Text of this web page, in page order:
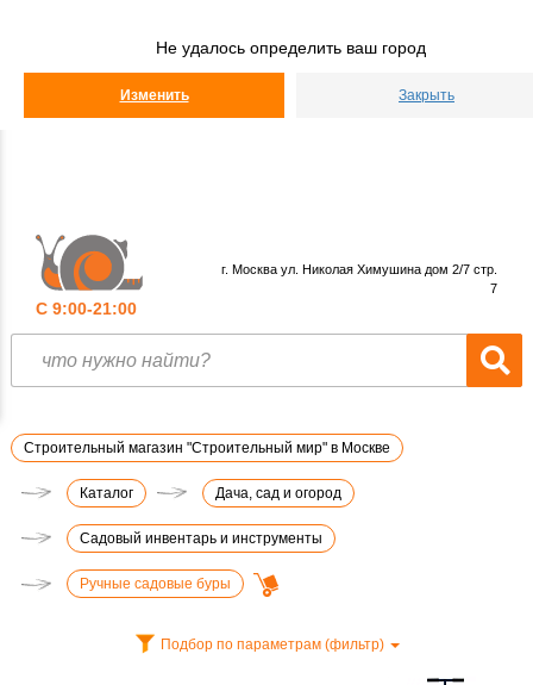
Не удалось определить ваш город
Изменить Закрыть
С 9:00-21:00
г. Москва ул. Николая Химушина дом 2/7 стр.
7
Строительный магазин "Строительный мир" в Москве
Каталог Дача, сад и огород
Садовый инвентарь и инструменты
Ручные садовые буры
Подбор по параметрам (фильтр)